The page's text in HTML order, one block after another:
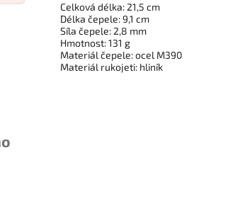
Celková délka: 21,5 cm
Délka čepele: 9,1 cm
Síla čepele: 2,8 mm
Hmotnost: 131 g
Materiál čepele: ocel M390
Materiál rukojeti: hliník